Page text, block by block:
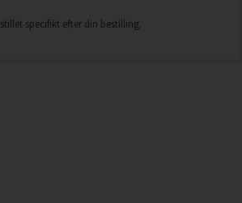
specifikt efter din bestilling.